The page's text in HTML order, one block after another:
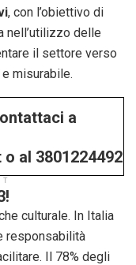
, con l’obiettivo di
nell’utilizzo delle
il settore verso
misurabile.
a
al 3801224492
culturale. In Italia
responsabilità
Il 78% degli